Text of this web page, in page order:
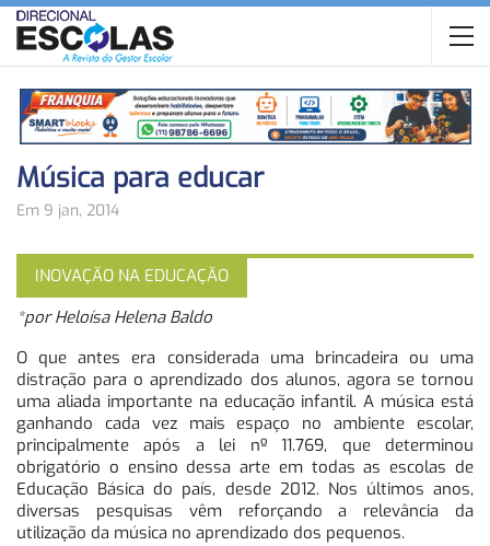
Música para educar
Em 9 jan, 2014
INOVAÇÃO NA EDUCAÇÃO
*por Heloísa Helena Baldo
O que antes era considerada uma brincadeira ou uma
distração para o aprendizado dos alunos, agora se tornou
uma aliada importante na educação infantil. A música está
ganhando cada vez mais espaço no ambiente escolar,
principalmente após a lei nº 11.769, que determinou
obrigatório o ensino dessa arte em todas as escolas de
Educação Básica do país, desde 2012. Nos últimos anos,
diversas pesquisas vêm reforçando a relevância da
utilização da música no aprendizado dos pequenos.